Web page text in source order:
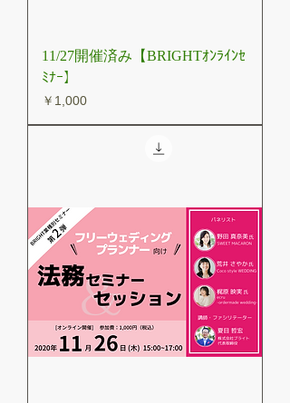
11/27開催済み【BRIGHTｵﾝﾗｲﾝｾ
ﾐﾅｰ】
価格
￥1,000